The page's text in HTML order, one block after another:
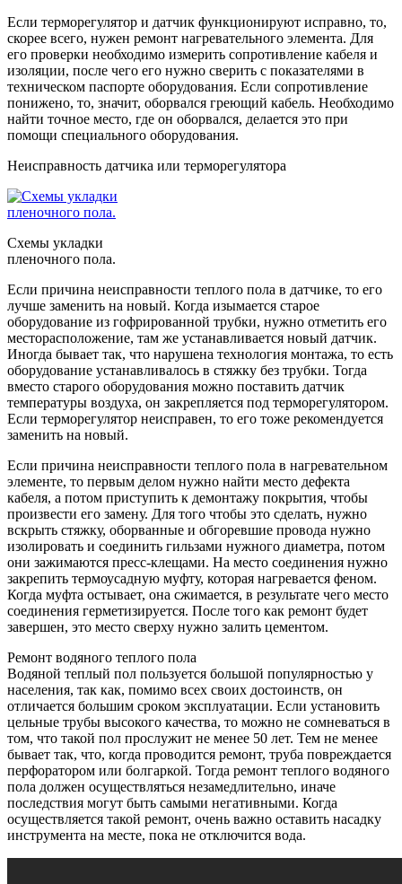
Если терморегулятор и датчик функционируют исправно, то,
скорее всего, нужен ремонт нагревательного элемента. Для
его проверки необходимо измерить сопротивление кабеля и
изоляции, после чего его нужно сверить с показателями в
техническом паспорте оборудования. Если сопротивление
понижено, то, значит, оборвался греющий кабель. Необходимо
найти точное место, где он оборвался, делается это при
помощи специального оборудования.
Неисправность датчика или терморегулятора
Схемы укладки
пленочного пола.
Если причина неисправности теплого пола в датчике, то его
лучше заменить на новый. Когда изымается старое
оборудование из гофрированной трубки, нужно отметить его
месторасположение, там же устанавливается новый датчик.
Иногда бывает так, что нарушена технология монтажа, то есть
оборудование устанавливалось в стяжку без трубки. Тогда
вместо старого оборудования можно поставить датчик
температуры воздуха, он закрепляется под терморегулятором.
Если терморегулятор неисправен, то его тоже рекомендуется
заменить на новый.
Если причина неисправности теплого пола в нагревательном
элементе, то первым делом нужно найти место дефекта
кабеля, а потом приступить к демонтажу покрытия, чтобы
произвести его замену. Для того чтобы это сделать, нужно
вскрыть стяжку, оборванные и обгоревшие провода нужно
изолировать и соединить гильзами нужного диаметра, потом
они зажимаются пресс-клещами. На место соединения нужно
закрепить термоусадную муфту, которая нагревается феном.
Когда муфта остывает, она сжимается, в результате чего место
соединения герметизируется. После того как ремонт будет
завершен, это место сверху нужно залить цементом.
Ремонт водяного теплого пола
Водяной теплый пол пользуется большой популярностью у
населения, так как, помимо всех своих достоинств, он
отличается большим сроком эксплуатации. Если установить
цельные трубы высокого качества, то можно не сомневаться в
том, что такой пол прослужит не менее 50 лет. Тем не менее
бывает так, что, когда проводится ремонт, труба повреждается
перфоратором или болгаркой. Тогда ремонт теплого водяного
пола должен осуществляться незамедлительно, иначе
последствия могут быть самыми негативными. Когда
осуществляется такой ремонт, очень важно оставить насадку
инструмента на месте, пока не отключится вода.